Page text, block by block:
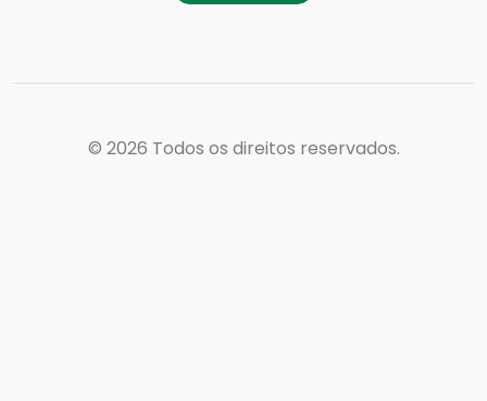
© 2026 Todos os direitos reservados.